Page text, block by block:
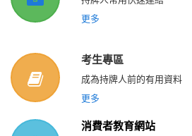
更多
考生專區
成為持牌人前的有用資料
更多
消費者教育網站